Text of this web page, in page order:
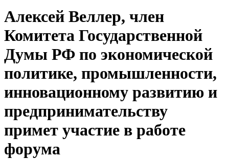
Алексей Веллер, член
Комитета Государственной
Думы РФ по экономической
политике, промышленности,
инновационному развитию и
предпринимательству
примет участие в работе
форума